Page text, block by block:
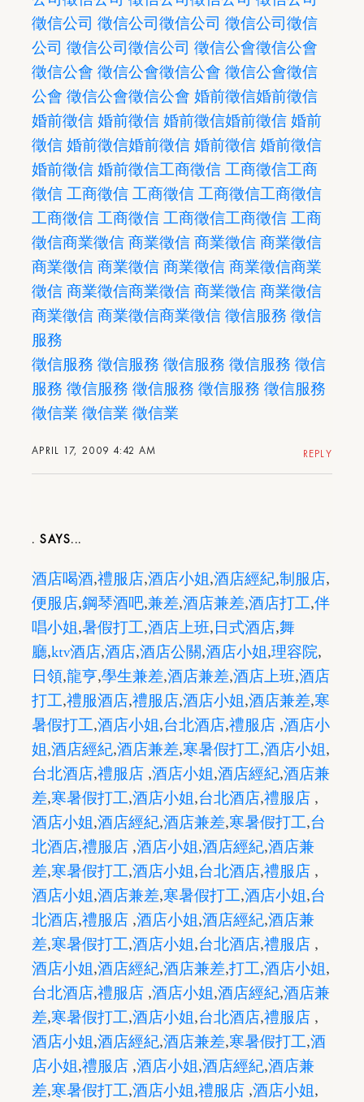
APRIL 17, 2009 4:42 AM
徵信公司 徵信公司徵信公司 徵信公司徵信
公司 徵信公司徵信公司 徵信公會徵信公會
徵信公會 徵信公會徵信公會 徵信公會徵信
公會 徵信公會徵信公會 婚前徵信婚前徵信
婚前徵信 婚前徵信 婚前徵信婚前徵信 婚前
徵信 婚前徵信婚前徵信 婚前徵信 婚前徵信
婚前徵信 婚前徵信工商徵信 工商徵信工商
徵信 工商徵信 工商徵信 工商徵信工商徵信
工商徵信 工商徵信 工商徵信工商徵信 工商
徵信商業徵信 商業徵信 商業徵信 商業徵信
商業徵信 商業徵信 商業徵信 商業徵信商業
徵信 商業徵信商業徵信 商業徵信 商業徵信
商業徵信 商業徵信商業徵信 徵信服務 徵信
服務
徵信服務 徵信服務 徵信服務 徵信服務 徵信
服務 徵信服務 徵信服務 徵信服務 徵信服務
徵信業 徵信業 徵信業
REPLY
.
酒店喝酒,禮服店,酒店小姐,酒店經紀,制服店,
便服店,鋼琴酒吧,兼差,酒店兼差,酒店打工,伴
唱小姐,暑假打工,酒店上班, 日式酒店,舞
廳,ktv酒店,酒店,酒店公關,酒店小姐,理容院,
日領,龍亨,學生兼差,酒店兼差,酒店上班,酒店
打工,禮服酒店,禮服店,酒店小姐,酒店兼差,寒
暑假打工,酒店小姐,台北酒店,禮服店 ,酒店小
姐,酒店經紀,酒店兼差,寒暑假打工,酒店小姐,
台北酒店,禮服店 ,酒店小姐,酒店經紀,酒店兼
差,寒暑假打工,酒店小姐,台北酒店,禮服店 ,
酒店小姐,酒店經紀,酒店兼差,寒暑假打工,台
北酒店,禮服店 ,酒店小姐,酒店經紀,酒店兼
差,寒暑假打工,酒店小姐,台北酒店,禮服店 ,
酒店小姐,酒店兼差,寒暑假打工,酒店小姐,台
北酒店,禮服店 ,酒店小姐,酒店經紀,酒店兼
差,寒暑假打工,酒店小姐,台北酒店,禮服店 ,
酒店小姐,酒店經紀,酒店兼差,打工,酒店小姐,
台北酒店,禮服店 ,酒店小姐,酒店經紀,酒店兼
差,寒暑假打工,酒店小姐,台北酒店,禮服店 ,
酒店小姐,酒店經紀,酒店兼差,寒暑假打工,酒
店小姐,禮服店 ,酒店小姐,酒店經紀,酒店兼
差,寒暑假打工,酒店小姐,禮服店 ,酒店小姐,